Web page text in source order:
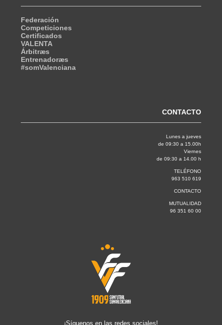
Federación
Competiciones
Certificados
VALENTA
Árbitræs
Entrenadoræs
#somValenciana
CONTACTO
Lunes a jueves
de 09:30 a 15.00h
Viernes
de 09:30 a 14.00 h
TELÉFONO
963 510 619
CONTACTO
MUTUALIDAD
96 351 60 00
¡Síguenos en las redes sociales!